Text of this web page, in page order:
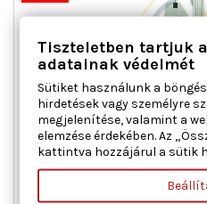
AC ROLCAR 01.0506
Tiszteletben tartjuk
adatainak védelmét
Sütiket használunk a
hirdetések vagy személyre
megjelenítése, valamint a
elemzése érdekében. Az
kattintva hozzájárul a sütik